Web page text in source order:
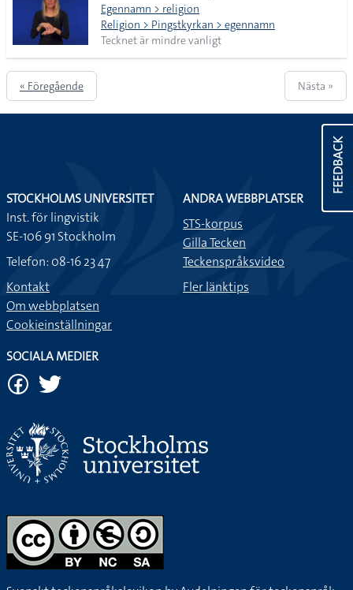
Egennamn > religion
Religion > Pingstkyrkan > egennamn
Tecknet är mindre vanligt
« Föregående Nästa »
FEEDBACK
STOCKHOLMS UNIVERSITET
Inst. för lingvistik
SE-106 91 Stockholm
Telefon: 08-16 23 47
Kontakt
Om webbplatsen
Cookieinställningar
ANDRA WEBBPLATSER
STS-korpus
Gilla Tecken
Teckenspråksvideo
Fler länktips
SOCIALA MEDIER